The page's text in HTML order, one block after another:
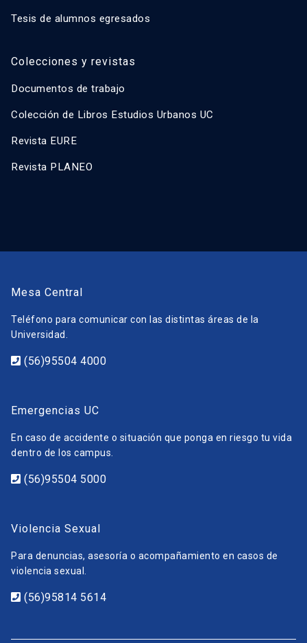
Tesis de alumnos egresados
Colecciones y revistas
Documentos de trabajo
Colección de Libros Estudios Urbanos UC
Revista EURE
Revista PLANEO
Mesa Central
Teléfono para comunicar con las distintas áreas de la
Universidad.
(56)95504 4000
Emergencias UC
En caso de accidente o situación que ponga en riesgo tu vida
dentro de los campus.
(56)95504 5000
Violencia Sexual
Para denuncias, asesoría o acompañamiento en casos de
violencia sexual.
(56)95814 5614